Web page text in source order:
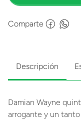
Comparte
Descripción
Damian Wayne
arrogante y un